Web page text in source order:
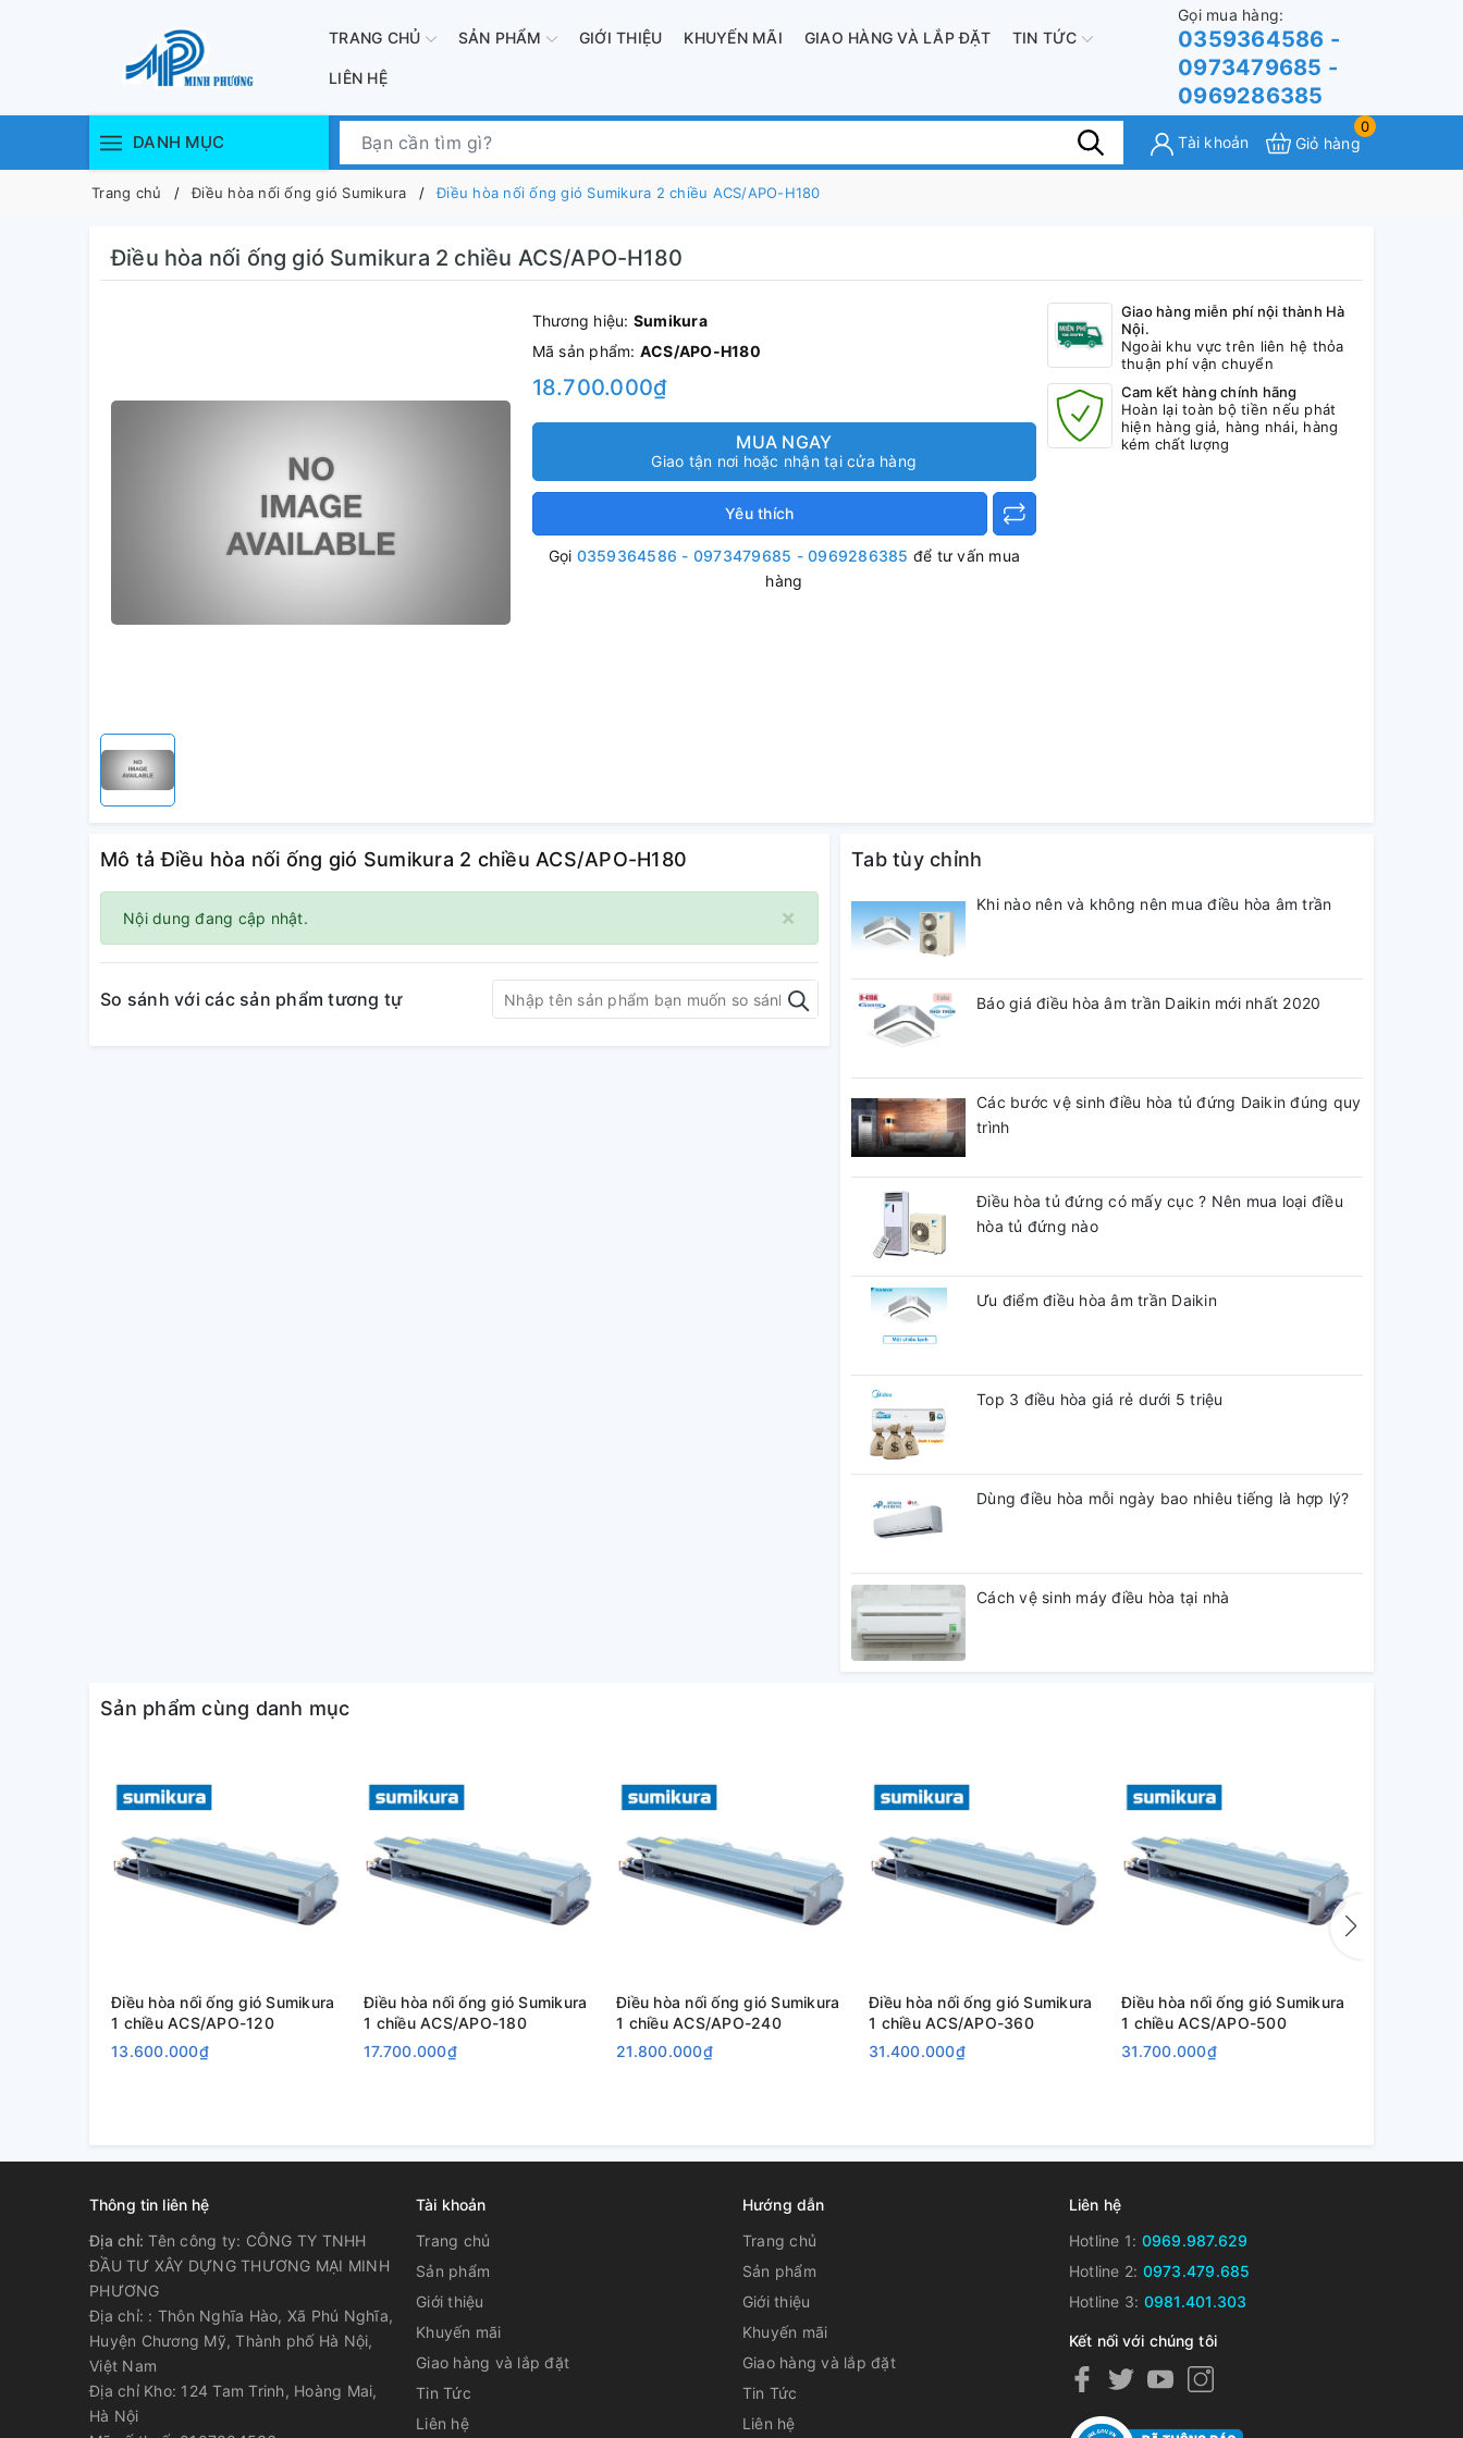
TRANG CHỦ SẢN PHẨM GIỚI THIỆU KHUYẾN MÃI GIAO HÀNG VÀ LẮP ĐẶT TIN TỨC
LIÊN HỆ
Gọi mua hàng:
0359364586 -
0973479685 -
0969286385
DANH MỤC Tài khoản
0
Giỏ hàng
Trang chủ Điều hòa nối ống gió Sumikura Điều hòa nối ống gió Sumikura 2 chiều ACS/APO-H180
Điều hòa nối ống gió Sumikura 2 chiều ACS/APO-H180
Thương hiệu: Sumikura
Mã sản phẩm: ACS/APO-H180
18.700.000₫
MUA NGAY
Giao tận nơi hoặc nhận tại cửa hàng
Yêu thích
Gọi 0359364586 - 0973479685 - 0969286385 để tư vấn mua
hàng
Giao hàng miễn phí nội thành Hà
Nội.
Ngoài khu vực trên liên hệ thỏa
thuận phí vận chuyển
Cam kết hàng chính hãng
Hoàn lại toàn bộ tiền nếu phát
hiện hàng giả, hàng nhái, hàng
kém chất lượng
Mô tả Điều hòa nối ống gió Sumikura 2 chiều ACS/APO-H180
×
Nội dung đang cập nhật.
So sánh với các sản phẩm tương tự
Tab tùy chỉnh
Khi nào nên và không nên mua điều hòa âm trần
Báo giá điều hòa âm trần Daikin mới nhất 2020
Các bước vệ sinh điều hòa tủ đứng Daikin đúng quy
trình
Điều hòa tủ đứng có mấy cục ? Nên mua loại điều
hòa tủ đứng nào
Ưu điểm điều hòa âm trần Daikin
Top 3 điều hòa giá rẻ dưới 5 triệu
Dùng điều hòa mỗi ngày bao nhiêu tiếng là hợp lý?
Cách vệ sinh máy điều hòa tại nhà
Sản phẩm cùng danh mục
Điều hòa nối ống gió Sumikura
1 chiều ACS/APO-120
13.600.000₫
Điều hòa nối ống gió Sumikura
1 chiều ACS/APO-180
17.700.000₫
Điều hòa nối ống gió Sumikura
1 chiều ACS/APO-240
21.800.000₫
Điều hòa nối ống gió Sumikura
1 chiều ACS/APO-360
31.400.000₫
Điều hòa nối ống gió Sumikura
1 chiều ACS/APO-500
31.700.000₫
Thông tin liên hệ
Địa chỉ:Tên công ty: CÔNG TY TNHH
ĐẦU TƯ XÂY DỰNG THƯƠNG MẠI MINH
PHƯƠNG
Địa chỉ: : Thôn Nghĩa Hào, Xã Phú Nghĩa,
Huyện Chương Mỹ, Thành phố Hà Nội,
Việt Nam
Địa chỉ Kho: 124 Tam Trinh, Hoàng Mai,
Hà Nội
Tài khoản
Trang chủ
Sản phẩm
Giới thiệu
Khuyến mãi
Giao hàng và lắp đặt
Tin Tức
Liên hệ
Hướng dẫn
Trang chủ
Sản phẩm
Giới thiệu
Khuyến mãi
Giao hàng và lắp đặt
Tin Tức
Liên hệ
Liên hệ
Hotline 1: 0969.987.629
Hotline 2: 0973.479.685
Hotline 3: 0981.401.303
Kết nối với chúng tôi